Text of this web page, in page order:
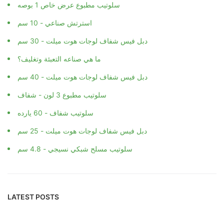
سلوتيب مطبوع عرض خاص 1 بوصه
استرتش صناعي - 10 سم
دبل فيس شفاف لوجات هوت ميلت - 30 سم
ما هي صناعه التعبئة وتغليف؟
دبل فيس شفاف لوجات هوت ميلت - 40 سم
سلوتيب مطبوع 3 لون - شفاف
سلوتيب شفاف - 60 يارده
دبل فيس شفاف لوجات هوت ميلت - 25 سم
سلوتيب مسلح شبكي نسيجي - 4.8 سم
LATEST POSTS